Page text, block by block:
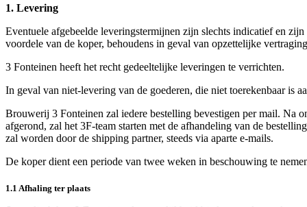
1. Levering
Eventuele afgebeelde leveringstermijnen zijn slechts indicatief en
voordele van de koper, behoudens in geval van opzettelijke
3 Fonteinen heeft het recht gedeeltelijke leveringen te verrichten.
In geval van niet-levering van de goederen, die niet toerekenbaar is
Brouwerij 3 Fonteinen zal iedere bestelling bevestigen per mail. Na
afgerond, zal het 3F-team starten met de afhandeling van de
zal worden door de shipping partner, steeds via aparte e-mails.
De koper dient een periode van twee weken in beschouwing te
1.1 Afhaling ter plaats